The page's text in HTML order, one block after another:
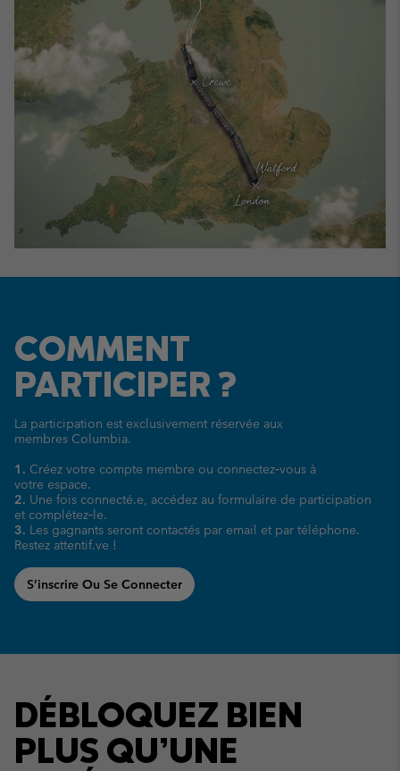
COMMENT
PARTICIPER ?
La participation est exclusivement réservée aux
membres Columbia.
1. Créez votre compte membre ou connectez‑vous à
votre espace.
2. Une fois connecté.e, accédez au formulaire de participation
et complétez‑le.
3. Les gagnants seront contactés par email et par téléphone.
Restez attentif.ve !
S’inscrire Ou Se Connecter
DÉBLOQUEZ BIEN
PLUS QU’UNE